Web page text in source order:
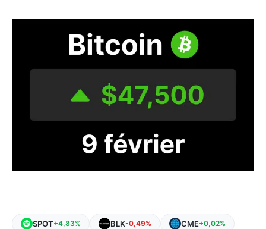
SPOT+4,83% BLK-0,49% CME+0,02%